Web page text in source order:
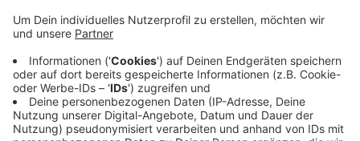
könne zeigen, dass es einen Weg gibt,
betriebswirtschaftliche Klugheit und
gesellschaftliche Verantwortung zu kombinieren
und dass Konzern und Beschäftigte gemeinsam
etwas erreichen können. Das schreibt
Schneidewind in einem Brief an den Vorstand der
Schaeffler AG. Dass die Autozulieferer es durch